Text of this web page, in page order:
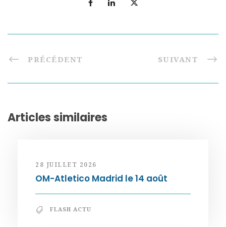
PRÉCÉDENT SUIVANT
Articles similaires
28 JUILLET 2026
OM-Atletico Madrid le 14 août
FLASH ACTU